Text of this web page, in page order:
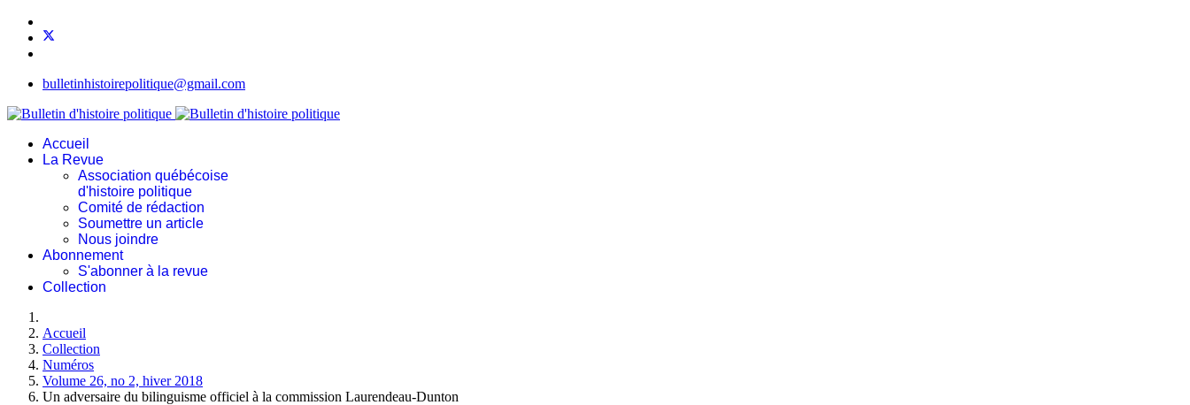
bulletinhistoirepolitique@gmail.com
Accueil
La Revue
Association québécoise
d'histoire politique
Comité de rédaction
Soumettre un article
Nous joindre
Abonnement
S'abonner à la revue
Collection
Accueil
Collection
Numéros
Volume 26, no 2, hiver 2018
Un adversaire du bilinguisme officiel à la commission Laurendeau-Dunton